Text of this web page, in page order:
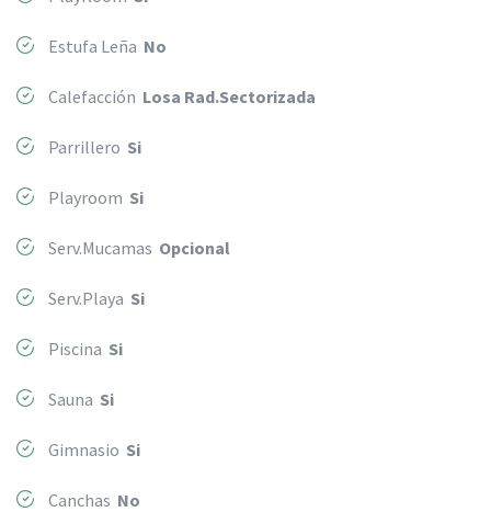
Estufa Leña No
Calefacción Losa Rad.Sectorizada
Parrillero Si
Playroom Si
Serv.Mucamas Opcional
Serv.Playa Si
Piscina Si
Sauna Si
Gimnasio Si
Canchas No